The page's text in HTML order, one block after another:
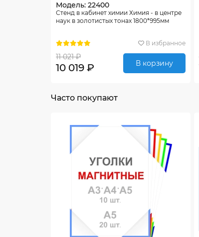
Модель: 22400
Стенд в кабинет химии Химия - в центре
наук в золотистых тонах 1800*995мм
В избранное
11 021 ₽
10 019 ₽ В корзину
Часто покупают